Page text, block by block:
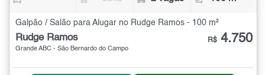
Galpão / Salão para Alugar no Rudge Ramos - 100 m²
Rudge Ramos
Grande ABC - São Bernardo do Campo
R$ 4.750